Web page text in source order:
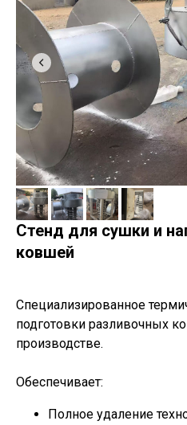
Стенд для сушки и
ковшей
Специализированное
подготовки разливочных
производстве.
Обеспечивает:
Полное удаление